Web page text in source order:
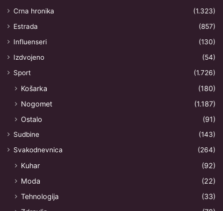
Crna hronika
(1.323)
Estrada
(857)
Influenseri
(130)
Izdvojeno
(54)
Sport
(1.726)
Košarka
(180)
Nogomet
(1.187)
Ostalo
(91)
Sudbine
(143)
Svakodnevnica
(264)
Kuhar
(92)
Moda
(22)
Tehnologija
(33)